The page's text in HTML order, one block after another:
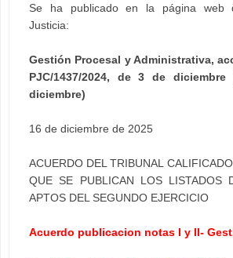
Se ha publicado en la página web
Justicia:
Gestión Procesal y Administrativa,
PJC/1437/2024, de 3 de
diciembre)
16 de diciembre de 2025
ACUERDO DEL TRIBUNAL
QUE SE PUBLICAN LOS LISTADOS
APTOS DEL SEGUNDO EJERCICIO
Acuerdo publicacion notas I y II-